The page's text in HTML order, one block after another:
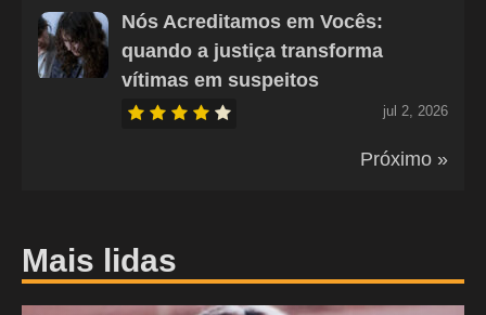
Nós Acreditamos em Vocês:
quando a justiça transforma
vítimas em suspeitos
jul 2, 2026
Próximo »
Mais lidas